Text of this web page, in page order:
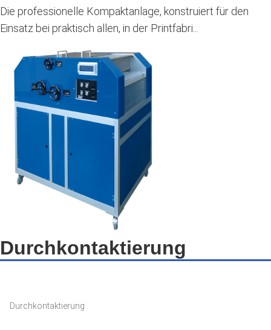
Die professionelle Kompaktanlage, konstruiert für den
Einsatz bei praktisch allen, in der Printfabri...
Durchkontaktierung
Durchkontaktierung